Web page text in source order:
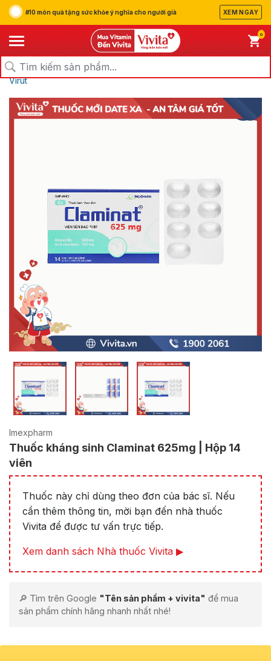
#10 món quà tặng sức khỏe ý nghĩa cho người già XEM NGAY
0
Trang chủ/Sản Phẩm/Thuốc
Virut
Imexpharm
Thuốc kháng sinh Claminat 625mg | Hộp 14
viên
Thuốc này chỉ dùng theo đơn của bác sĩ. Nếu
cần thêm thông tin, mời bạn đến nhà thuốc
Vivita để được tư vấn trực tiếp.
Xem danh sách Nhà thuốc Vivita ▶
🔎 Tìm trên Google "Tên sản phẩm + vivita" để mua
sản phẩm chính hãng nhanh nhất nhé!